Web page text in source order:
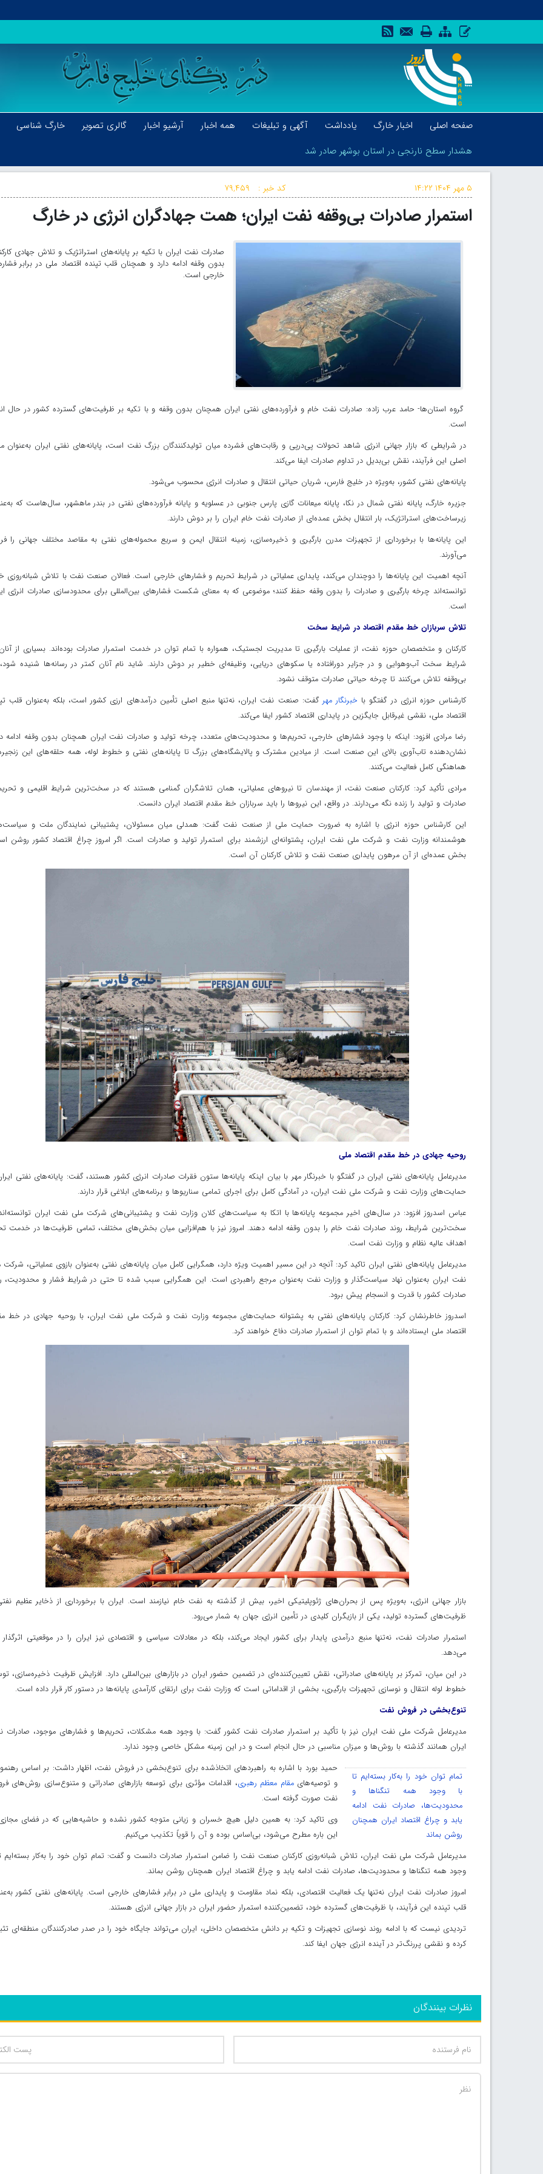
صفحه اصلی اخبار خارگ یادداشت آگهی و تبلیغات همه اخبار آرشیو اخبار گالری تصویر
خارگ شناسی
هشدار سطح نارنجی در استان بوشهر صادر شد
هشدار سطح نارنجی در استان بوشهر صادر شد
کد خبر : ۷۹,۴۵۹ ۵ مهر ۱۴۰۴ ۱۴:۲۲
استمرار صادرات بی‌وقفه نفت ایران؛ همت جهادگران انرژی در خارگ
صادرات نفت ایران با تکیه بر پایانه‌های استراتژیک و تلاش جهادی
بدون وقفه ادامه دارد و همچنان قلب تپنده اقتصاد ملی در برابر
خارجی است.
گروه استان‌ها- حامد عرب زاده: صادرات نفت خام و فرآورده‌های نفتی ایران همچنان بدون وقفه و با تکیه بر ظرفیت‌های گسترده کشور در حال
است.
در شرایطی که بازار جهانی انرژی شاهد تحولات پی‌درپی و رقابت‌های فشرده میان تولیدکنندگان بزرگ نفت است، پایانه‌های نفتی ایران به‌عنوان
اصلی این فرآیند، نقش بی‌بدیل در تداوم صادرات ایفا می‌کند.
پایانه‌های نفتی کشور، به‌ویژه در خلیج فارس، شریان حیاتی انتقال و صادرات انرژی محسوب می‌شود.
جزیره خارگ، پایانه نفتی شمال در نکا، پایانه میعانات گازی پارس جنوبی در عسلویه و پایانه فرآورده‌های نفتی در بندر ماهشهر، سال‌هاست که
زیرساخت‌های استراتژیک، بار انتقال بخش عمده‌ای از صادرات نفت خام ایران را بر دوش دارند.
این پایانه‌ها با برخورداری از تجهیزات مدرن بارگیری و ذخیره‌سازی، زمینه انتقال ایمن و سریع محموله‌های نفتی به مقاصد مختلف جهانی را
می‌آورند.
آنچه اهمیت این پایانه‌ها را دوچندان می‌کند، پایداری عملیاتی در شرایط تحریم و فشارهای خارجی است. فعالان صنعت نفت با تلاش شبانه‌روزی
توانسته‌اند چرخه بارگیری و صادرات را بدون وقفه حفظ کنند؛ موضوعی که به معنای شکست فشارهای بین‌المللی برای محدودسازی صادرات انرژی
است.
تلاش سربازان خط مقدم اقتصاد در شرایط سخت
کارکنان و متخصصان حوزه نفت، از عملیات بارگیری تا مدیریت لجستیک، همواره با تمام توان در خدمت استمرار صادرات بوده‌اند. بسیاری از
شرایط سخت آب‌وهوایی و در جزایر دورافتاده یا سکوهای دریایی، وظیفه‌ای خطیر بر دوش دارند. شاید نام آنان کمتر در رسانه‌ها شنیده شود،
بی‌وقفه تلاش می‌کنند تا چرخه حیاتی صادرات متوقف نشود.
کارشناس حوزه انرژی در گفتگو با خبرنگار مهر گفت: صنعت نفت ایران، نه‌تنها منبع اصلی تأمین درآمدهای ارزی کشور است، بلکه به‌عنوان قلب
اقتصاد ملی، نقشی غیرقابل جایگزین در پایداری اقتصاد کشور ایفا می‌کند.
رضا مرادی افزود: اینکه با وجود فشارهای خارجی، تحریم‌ها و محدودیت‌های متعدد، چرخه تولید و صادرات نفت ایران همچنان بدون وقفه ادامه
نشان‌دهنده تاب‌آوری بالای این صنعت است. از میادین مشترک و پالایشگاه‌های بزرگ تا پایانه‌های نفتی و خطوط لوله، همه حلقه‌های این
هماهنگی کامل فعالیت می‌کنند.
مرادی تأکید کرد: کارکنان صنعت نفت، از مهندسان تا نیروهای عملیاتی، همان تلاشگران گمنامی هستند که در سخت‌ترین شرایط اقلیمی و
صادرات و تولید را زنده نگه می‌دارند. در واقع، این نیروها را باید سربازان خط مقدم اقتصاد ایران دانست.
این کارشناس حوزه انرژی با اشاره به ضرورت حمایت ملی از صنعت نفت گفت: همدلی میان مسئولان، پشتیبانی نمایندگان ملت و
هوشمندانه وزارت نفت و شرکت ملی نفت ایران، پشتوانه‌ای ارزشمند برای استمرار تولید و صادرات است. اگر امروز چراغ اقتصاد کشور روشن
بخش عمده‌ای از آن مرهون پایداری صنعت نفت و تلاش کارکنان آن است.
روحیه جهادی در خط مقدم اقتصاد ملی
مدیرعامل پایانه‌های نفتی ایران در گفتگو با خبرنگار مهر با بیان اینکه پایانه‌ها ستون فقرات صادرات انرژی کشور هستند، گفت: پایانه‌های نفتی
حمایت‌های وزارت نفت و شرکت ملی نفت ایران، در آمادگی کامل برای اجرای تمامی سناریوها و برنامه‌های ابلاغی قرار دارند.
عباس اسدروز افزود: در سال‌های اخیر مجموعه پایانه‌ها با اتکا به سیاست‌های کلان وزارت نفت و پشتیبانی‌های شرکت ملی نفت ایران
سخت‌ترین شرایط، روند صادرات نفت خام را بدون وقفه ادامه دهند. امروز نیز با هم‌افزایی میان بخش‌های مختلف، تمامی ظرفیت‌ها در خدمت
اهداف عالیه نظام و وزارت نفت است.
مدیرعامل پایانه‌های نفتی ایران تاکید کرد: آنچه در این مسیر اهمیت ویژه دارد، همگرایی کامل میان پایانه‌های نفتی به‌عنوان بازوی عملیاتی،
نفت ایران به‌عنوان نهاد سیاست‌گذار و وزارت نفت به‌عنوان مرجع راهبردی است. این همگرایی سبب شده تا حتی در شرایط فشار و محدودیت،
صادرات کشور با قدرت و انسجام پیش برود.
اسدروز خاطرنشان کرد: کارکنان پایانه‌های نفتی به پشتوانه حمایت‌های مجموعه وزارت نفت و شرکت ملی نفت ایران، با روحیه جهادی در خط
اقتصاد ملی ایستاده‌اند و با تمام توان از استمرار صادرات دفاع خواهند کرد.
بازار جهانی انرژی، به‌ویژه پس از بحران‌های ژئوپلیتیکی اخیر، بیش از گذشته به نفت خام نیازمند است. ایران با برخورداری از ذخایر عظیم
ظرفیت‌های گسترده تولید، یکی از بازیگران کلیدی در تأمین انرژی جهان به شمار می‌رود.
استمرار صادرات نفت، نه‌تنها منبع درآمدی پایدار برای کشور ایجاد می‌کند، بلکه در معادلات سیاسی و اقتصادی نیز ایران را در موقعیتی اثرگذار
می‌دهد.
در این میان، تمرکز بر پایانه‌های صادراتی، نقش تعیین‌کننده‌ای در تضمین حضور ایران در بازارهای بین‌المللی دارد. افزایش ظرفیت ذخیره‌سازی،
خطوط لوله انتقال و نوسازی تجهیزات بارگیری، بخشی از اقداماتی است که وزارت نفت برای ارتقای کارآمدی پایانه‌ها در دستور کار قرار داده است.
تنوع‌بخشی در فروش نفت
مدیرعامل شرکت ملی نفت ایران نیز با تأکید بر استمرار صادرات نفت کشور گفت: با وجود همه مشکلات، تحریم‌ها و فشارهای موجود، صادرات
ایران همانند گذشته با روش‌ها و میزان مناسبی در حال انجام است و در این زمینه مشکل خاصی وجود ندارد.
تمام توان خود را به‌کار بسته‌ایم تا
با وجود همه تنگناها و
محدودیت‌ها، صادرات نفت ادامه
یابد و چراغ اقتصاد ایران همچنان
روشن بماند
حمید بورد با اشاره به راهبردهای اتخاذشده برای تنوع‌بخشی در فروش نفت، اظهار داشت: بر اساس
و توصیه‌هایمقام معظم رهبری، اقدامات مؤثری برای توسعه بازارهای صادراتی و متنوع‌سازی روش‌های
نفت صورت گرفته است.
وی تاکید کرد: به همین دلیل هیچ خسران و زیانی متوجه کشور نشده و حاشیه‌هایی که در فضای
این باره مطرح می‌شود، بی‌اساس بوده و آن را قویاً تکذیب می‌کنیم.
مدیرعامل شرکت ملی نفت ایران، تلاش شبانه‌روزی کارکنان صنعت نفت را ضامن استمرار صادرات دانست و گفت: تمام توان خود را به‌کار بسته‌ایم
وجود همه تنگناها و محدودیت‌ها، صادرات نفت ادامه یابد و چراغ اقتصاد ایران همچنان روشن بماند.
امروز صادرات نفت ایران نه‌تنها یک فعالیت اقتصادی، بلکه نماد مقاومت و پایداری ملی در برابر فشارهای خارجی است. پایانه‌های نفتی کشور
قلب تپنده این فرآیند، با ظرفیت‌های گسترده خود، تضمین‌کننده استمرار حضور ایران در بازار جهانی انرژی هستند.
تردیدی نیست که با ادامه روند نوسازی تجهیزات و تکیه بر دانش متخصصان داخلی، ایران می‌تواند جایگاه خود را در صدر صادرکنندگان منطقه‌ای
کرده و نقشی پررنگ‌تر در آینده انرژی جهان ایفا کند.
نظرات بینندگان